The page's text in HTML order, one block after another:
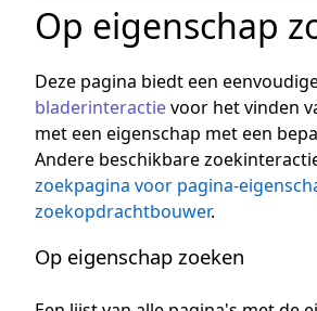
Op eigenschap
Deze pagina biedt een
bladerinteractievoor het vinden
met een eigenschap met een
Andere beschikbare
zoekpagina voor pagina-
zoekopdrachtbouwer.
Op eigenschap zoeken